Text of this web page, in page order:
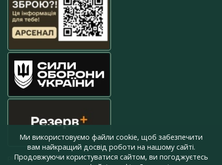
press@armyinform.com.ua
Ми використовуємо файли cookie, щоб забезпечити
вам найкращий досвід роботи на нашому сайті.
Продовжуючи користуватися сайтом, ви погоджуєтесь